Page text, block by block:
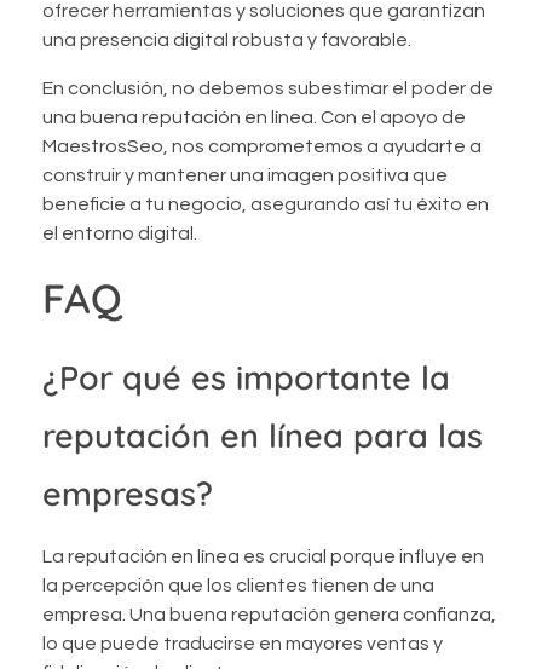
ofrecer herramientas y soluciones que garantizan
una presencia digital robusta y favorable.
En conclusión, no debemos subestimar el poder de
una buena reputación en línea. Con el apoyo de
MaestrosSeo, nos comprometemos a ayudarte a
construir y mantener una imagen positiva que
beneficie a tu negocio, asegurando así tu éxito en
el entorno digital.
FAQ
¿Por qué es importante la
reputación en línea para las
empresas?
La reputación en línea es crucial porque influye en
la percepción que los clientes tienen de una
empresa. Una buena reputación genera confianza,
lo que puede traducirse en mayores ventas y